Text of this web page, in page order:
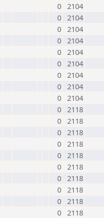
0 2104
0 2104
0 2104
0 2104
0 2104
0 2104
0 2104
0 2104
0 2104
0 2118
0 2118
0 2118
0 2118
0 2118
0 2118
0 2118
0 2118
0 2118
0 2118